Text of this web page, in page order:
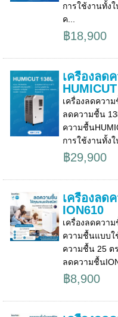
การใช้งานทั้ง
ค...
฿18,900
เครื่องลด
เครื่องลดควา
ลดความชื้น
ความชื้น
การใช้งานทั้ง
฿29,900
เครื่องลด
ION610
เครื่องลดควา
ความชื้นแบบใ
ความชื้น 25 ต
ลดความชื้น
฿8,900